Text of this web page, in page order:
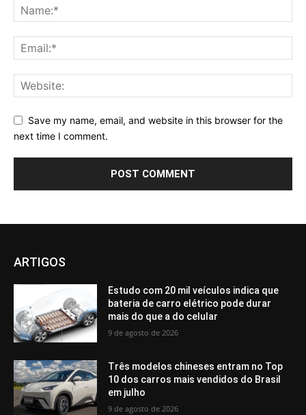
Save my name, email, and website in this browser for the
next time I comment.
ARTIGOS
Estudo com 20 mil veículos indica que
bateria de carro elétrico pode durar
mais do que a do celular
9 de agosto de 2026
Três modelos chineses entram no Top
10 dos carros mais vendidos do Brasil
em julho
9 de agosto de 2026